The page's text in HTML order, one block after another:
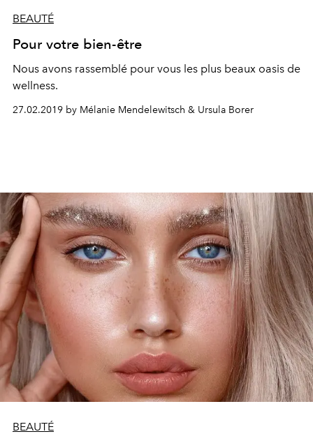
BEAUTÉ
Pour votre bien-être
Nous avons rassemblé pour vous les plus beaux oasis de
wellness.
27.02.2019 by Mélanie Mendelewitsch & Ursula Borer
BEAUTÉ